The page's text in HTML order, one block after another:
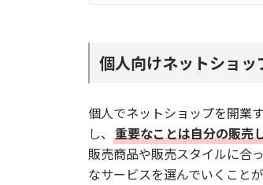
個人向けネットショ
個人でネットショップを開業
し、 重要なことは自分の販売
販売商品や販売スタイルに合
なサービスを選んでいくことが